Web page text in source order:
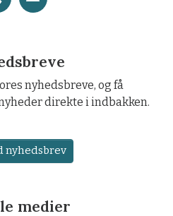
nyhedsbreve, og få
direkte i indbakken.
nyhedsbrev
medier